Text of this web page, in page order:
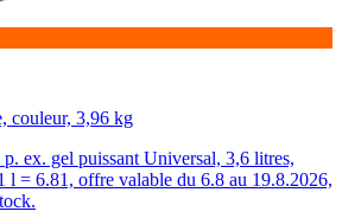
couleur, 3,96 kg
p. ex. gel puissant Universal, 3,6 litres,
l = 6.81, offre valable du 6.8 au 19.8.2026,